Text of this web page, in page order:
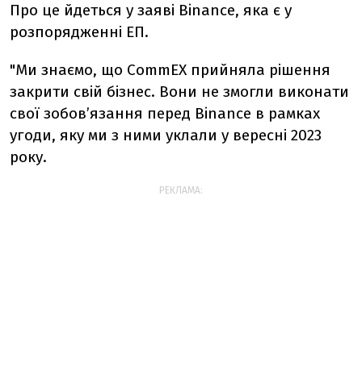
Про це йдеться у заяві Binance, яка є у
розпорядженні ЕП.
"Ми знаємо, що CommEX прийняла рішення
закрити свій бізнес. Вони не змогли виконати
свої зобов’язання перед Binance в рамках
угоди, яку ми з ними уклали у вересні 2023
року.
РЕКЛАМА: